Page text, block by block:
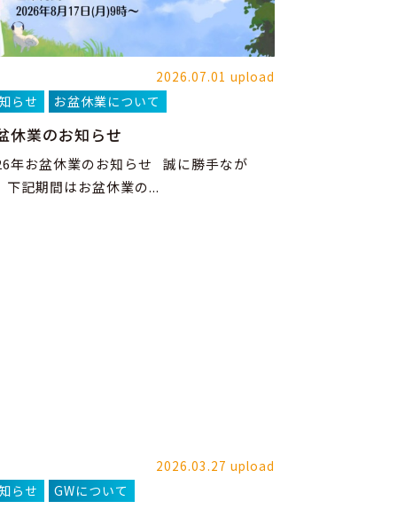
2026.07.01 upload
らせ
お盆休業について
休業のお知らせ
年お盆休業のお知らせ 誠に勝手なが
下記期間はお盆休業の...
2026.03.27 upload
らせ
GWについて